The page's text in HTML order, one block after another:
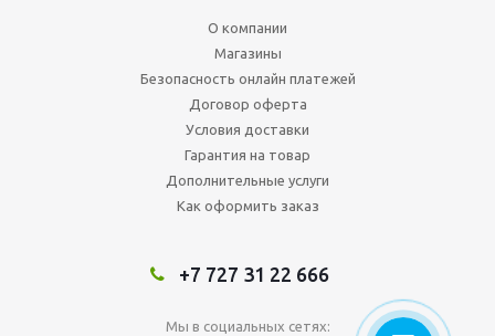
О компании
Магазины
Безопасность онлайн платежей
Договор оферта
Условия доставки
Гарантия на товар
Дополнительные услуги
Как оформить заказ
+7 727 31 22 666
Мы в социальных сетях: